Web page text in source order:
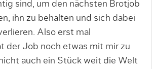
sind, um den nächsten Brotjob
ihn zu behalten und sich dabei
Also erst mal
der Job noch etwas mit mir zu
auch ein Stück weit die Welt